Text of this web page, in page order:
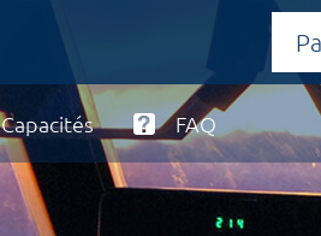
Capacités FAQ